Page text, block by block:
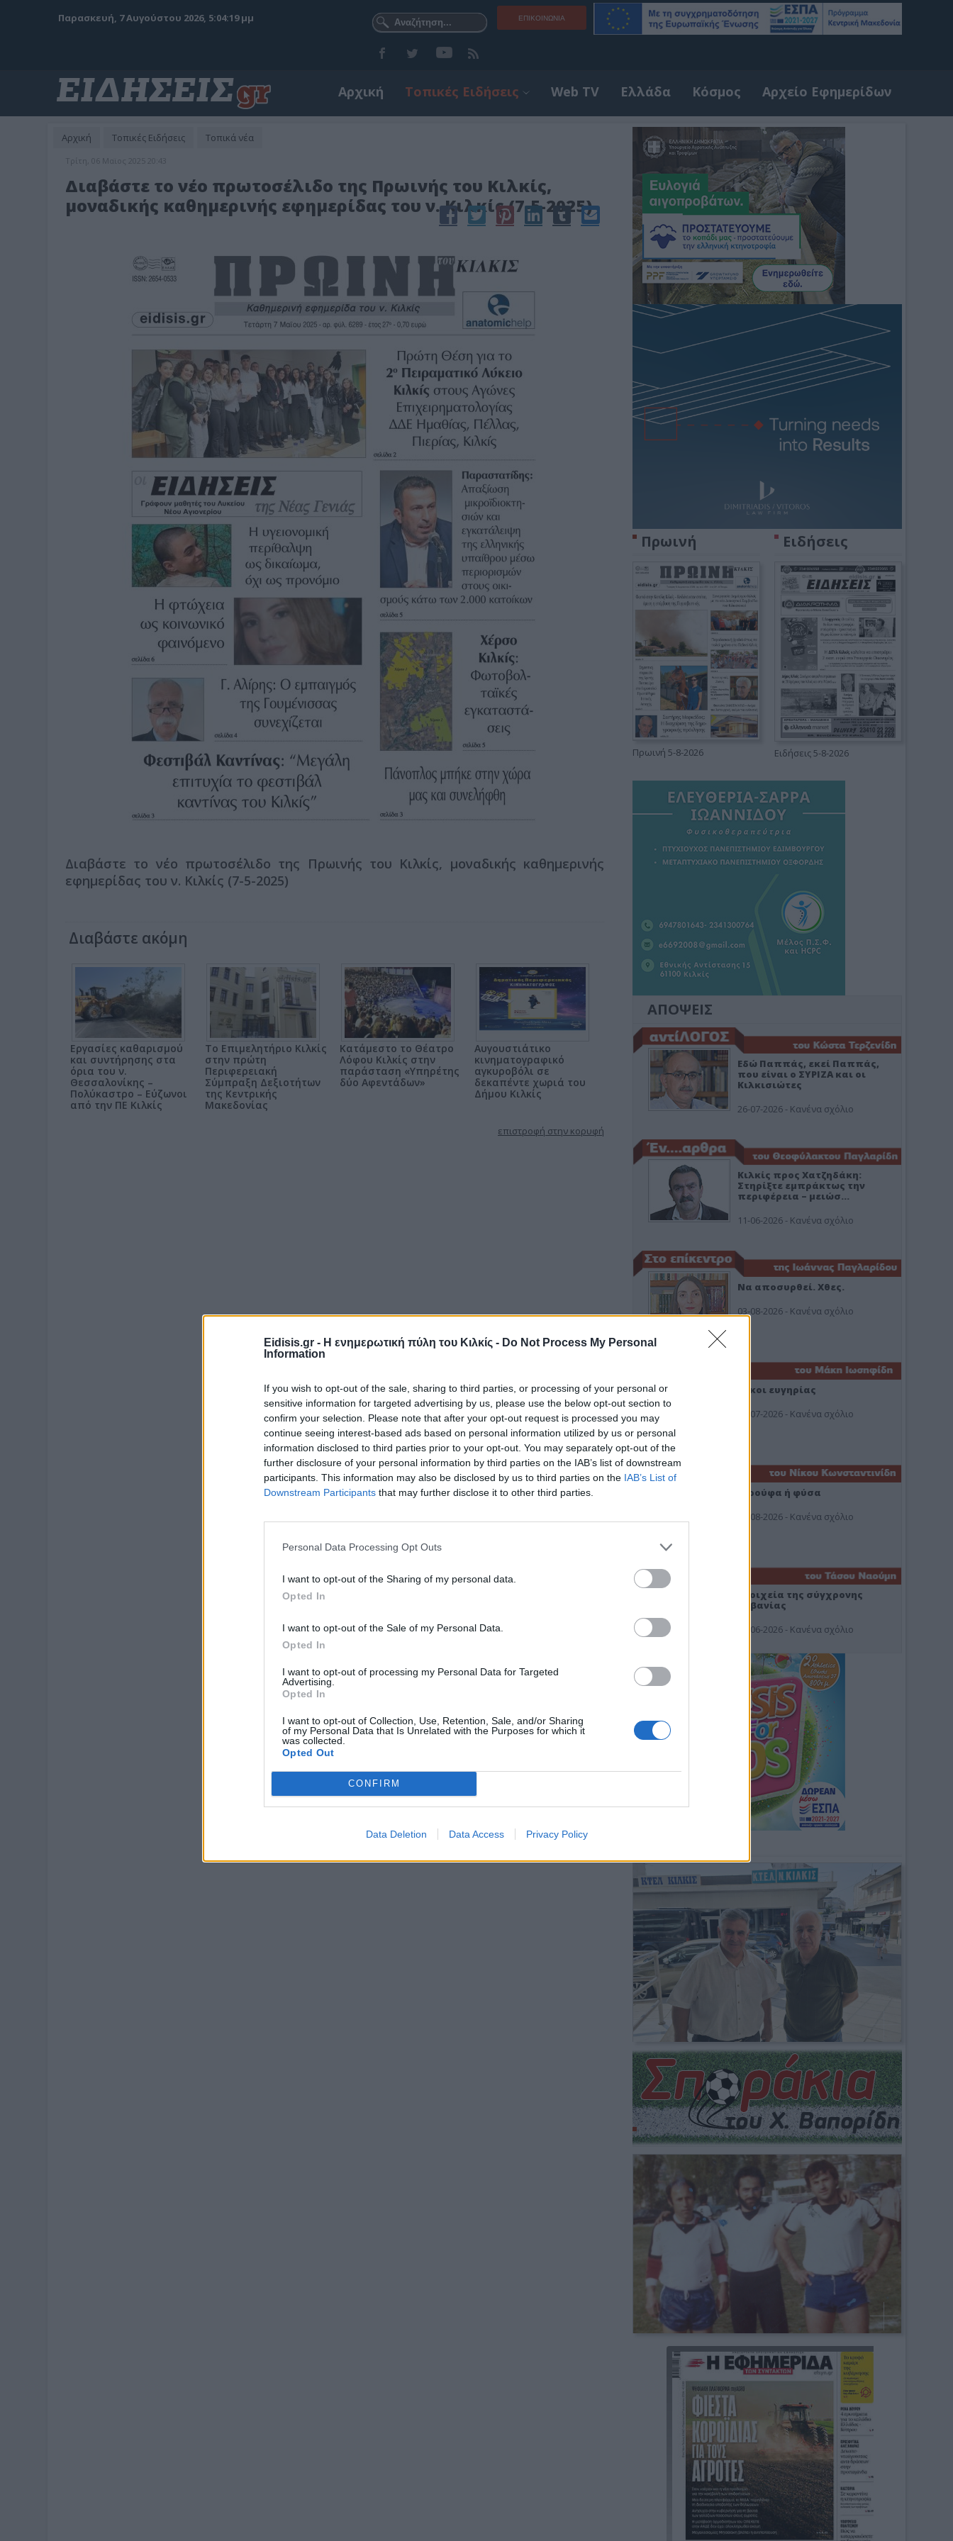
Eidisis.gr - Η ενημερωτική πύλη του Κιλκίς - Do Not Process My Personal
Information
If you wish to opt-out of the sale, sharing to third parties, or processing of your personal or
sensitive information for targeted advertising by us, please use the below opt-out section to
confirm your selection. Please note that after your opt-out request is processed you may
continue seeing interest-based ads based on personal information utilized by us or personal
information disclosed to third parties prior to your opt-out. You may separately opt-out of the
further disclosure of your personal information by third parties on the IAB’s list of downstream
participants. This information may also be disclosed by us to third parties on the IAB’s List of
Downstream Participants that may further disclose it to other third parties.
Personal Data Processing Opt Outs
I want to opt-out of the Sharing of my personal data.
Opted In
I want to opt-out of the Sale of my Personal Data.
Opted In
I want to opt-out of processing my Personal Data for Targeted
Advertising.
Opted In
I want to opt-out of Collection, Use, Retention, Sale, and/or Sharing
of my Personal Data that Is Unrelated with the Purposes for which it
was collected.
Opted Out
CONFIRM
Data Deletion Data Access Privacy Policy
ΕΠΙΚΟΙΝΩΝΊΑ
Παρασκευή, 7 Αυγούστου 2026, 5:04:20 μμ
Αρχική Τοπικές Ειδήσεις Web TV Ελλάδα Κόσμος Αρχείο Εφημερίδων
Αρχική Τοπικές Ειδήσεις Τοπικά νέα
Τρίτη, 06 Μαϊος 2025 20:43
Διαβάστε το νέο πρωτοσέλιδο της Πρωινής του Κιλκίς,
μοναδικής καθημερινής εφημερίδας του ν. Κιλκίς (7-5-2025)
Διαβάστε το νέο πρωτοσέλιδο της Πρωινής του Κιλκίς, μοναδικής καθημερινής
εφημερίδας του ν. Κιλκίς (7-5-2025)
Διαβάστε ακόμη
Εργασίες καθαρισμού
και συντήρησης στα
όρια του ν.
Θεσσαλονίκης –
Πολύκαστρο – Εύζωνοι
από την ΠΕ Κιλκίς
Το Επιμελητήριο Κιλκίς
στην πρώτη
Περιφερειακή
Σύμπραξη Δεξιοτήτων
της Κεντρικής
Μακεδονίας
Κατάμεστο το Θέατρο
Λόφου Κιλκίς στην
παράσταση «Υπηρέτης
δύο Αφεντάδων»
Αυγουστιάτικο
κινηματογραφικό
αγκυροβόλι σε
δεκαπέντε χωριά του
Δήμου Κιλκίς
επιστροφή στην κορυφή
Πρωινή
Πρωινή 5-8-2026
Ειδήσεις
Ειδήσεις 5-8-2026
ΑΠΟΨΕΙΣ
Εδώ Παππάς, εκεί Παππάς,
που είναι ο ΣΥΡΙΖΑ και οι
Κιλκισιώτες
26-07-2026 - Κανένα σχόλιο
Κιλκίς προς Χατζηδάκη:
Στηρίξτε εμπράκτως την
περιφέρεια – μειώσ…
11-06-2026 - Κανένα σχόλιο
Να αποσυρθεί. Χθες.
03-08-2026 - Κανένα σχόλιο
Οίκοι ευγηρίας
24-07-2026 - Κανένα σχόλιο
Ή ρούφα ή φύσα
03-08-2026 - Κανένα σχόλιο
Στοιχεία της σύγχρονης
Αλβανίας
19-06-2026 - Κανένα σχόλιο